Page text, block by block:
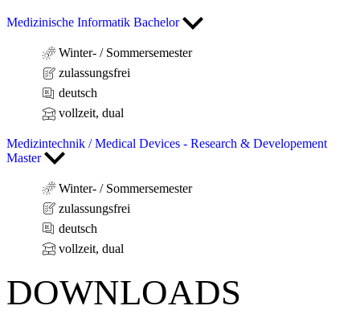
Medizinische Informatik Bachelor
Winter- / Sommersemester
zulassungsfrei
deutsch
vollzeit, dual
Medizintechnik / Medical Devices - Research & Developement
Master
Winter- / Sommersemester
zulassungsfrei
deutsch
vollzeit, dual
DOWNLOADS